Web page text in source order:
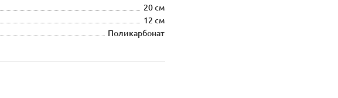
20 см
12 см
Поликарбонат